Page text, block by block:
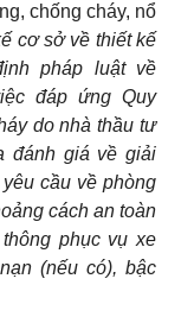
chống cháy, nổ
cơ sở về thiết kế
pháp luật về
đáp ứng Quy
do nhà thầu tư
đánh giá về giải
cầu về phòng
cách an toàn
phục vụ xe
(nếu có), bậc